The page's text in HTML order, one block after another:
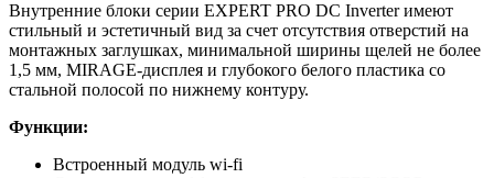
Внутренние блоки серии EXPERT PRO DC Inverter имеют
стильный и эстетичный вид за счет отсутствия отверстий на
монтажных заглушках, минимальной ширины щелей не более
1,5 мм, MIRAGE-дисплея и глубокого белого пластика со
стальной полосой по нижнему контуру.
Функции:
Встроенный модуль wi-fi